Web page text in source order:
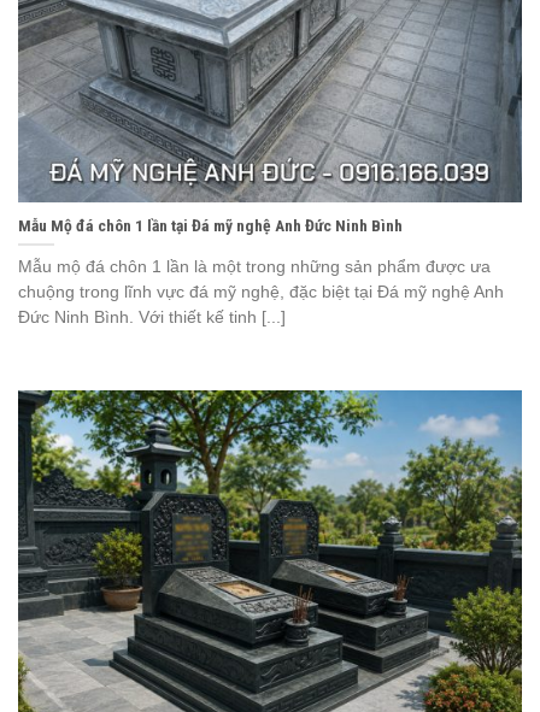
Mẫu Mộ đá chôn 1 lần tại Đá mỹ nghệ Anh Đức Ninh Bình
Mẫu mộ đá chôn 1 lần là một trong những sản phẩm được ưa
chuộng trong lĩnh vực đá mỹ nghệ, đặc biệt tại Đá mỹ nghệ Anh
Đức Ninh Bình. Với thiết kế tinh [...]